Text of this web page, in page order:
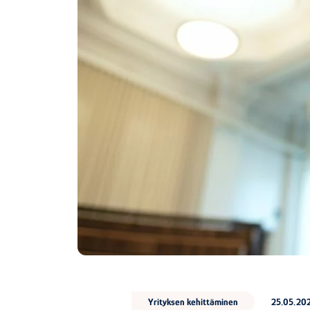
Yrityksen kehittäminen